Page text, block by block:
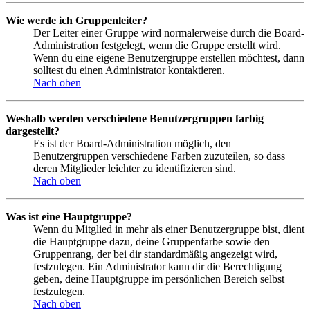
Wie werde ich Gruppenleiter?
Der Leiter einer Gruppe wird normalerweise durch die Board-
Administration festgelegt, wenn die Gruppe erstellt wird.
Wenn du eine eigene Benutzergruppe erstellen möchtest, dann
solltest du einen Administrator kontaktieren.
Nach oben
Weshalb werden verschiedene Benutzergruppen farbig
dargestellt?
Es ist der Board-Administration möglich, den
Benutzergruppen verschiedene Farben zuzuteilen, so dass
deren Mitglieder leichter zu identifizieren sind.
Nach oben
Was ist eine Hauptgruppe?
Wenn du Mitglied in mehr als einer Benutzergruppe bist, dient
die Hauptgruppe dazu, deine Gruppenfarbe sowie den
Gruppenrang, der bei dir standardmäßig angezeigt wird,
festzulegen. Ein Administrator kann dir die Berechtigung
geben, deine Hauptgruppe im persönlichen Bereich selbst
festzulegen.
Nach oben